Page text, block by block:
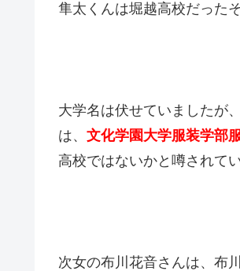
隼太くんは堀越高校だった
大学名は伏せていましたが
は、 文化学園大学服装学部
高校ではないかと噂されてい
次女の布川花音さんは、布